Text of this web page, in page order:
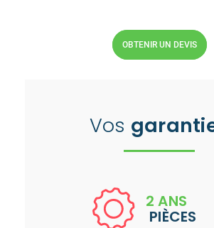
OBTENIR UN DEVIS
Vos
2 ANS
PIÈCES